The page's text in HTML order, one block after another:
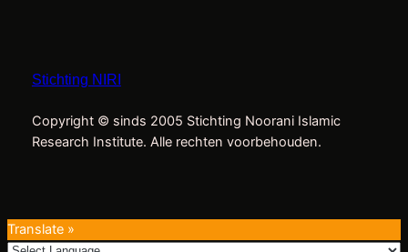
Stichting NIRI
Copyright © sinds 2005 Stichting Noorani Islamic
Research Institute. Alle rechten voorbehouden.
Translate »